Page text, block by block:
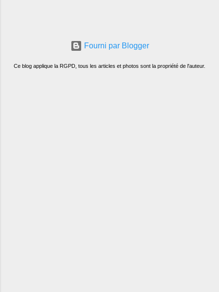
Fourni par Blogger
Ce blog applique la RGPD, tous les articles et photos sont la propriété de l'auteur.